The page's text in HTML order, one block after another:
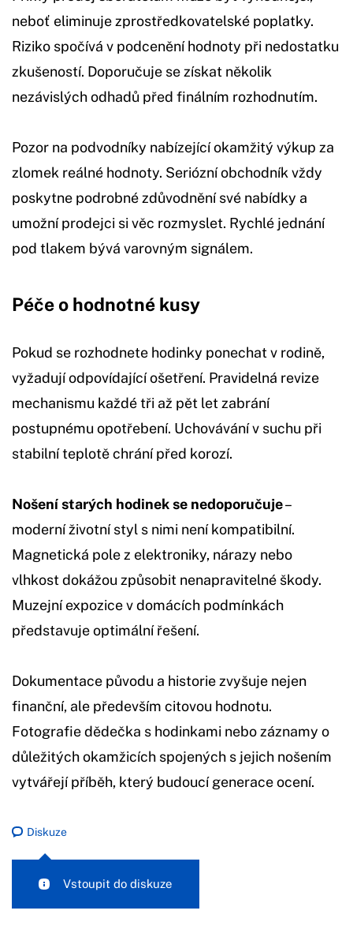
neboť eliminuje zprostředkovatelské poplatky.
Riziko spočívá v podcenění hodnoty při nedostatku
zkušeností. Doporučuje se získat několik
nezávislých odhadů před finálním rozhodnutím.
Pozor na podvodníky nabízející okamžitý výkup za
zlomek reálné hodnoty. Seriózní obchodník vždy
poskytne podrobné zdůvodnění své nabídky a
umožní prodejci si věc rozmyslet. Rychlé jednání
pod tlakem bývá varovným signálem.
Péče o hodnotné kusy
Pokud se rozhodnete hodinky ponechat v rodině,
vyžadují odpovídající ošetření. Pravidelná revize
mechanismu každé tři až pět let zabrání
postupnému opotřebení. Uchovávání v suchu při
stabilní teplotě chrání před korozí.
Nošení starých hodinek se nedoporučuje–
moderní životní styl s nimi není kompatibilní.
Magnetická pole z elektroniky, nárazy nebo
vlhkost dokážou způsobit nenapravitelné škody.
Muzejní expozice v domácích podmínkách
představuje optimální řešení.
Dokumentace původu a historie zvyšuje nejen
finanční, ale především citovou hodnotu.
Fotografie dědečka s hodinkami nebo záznamy o
důležitých okamžicích spojených s jejich nošením
vytvářejí příběh, který budoucí generace ocení.
Diskuze
Vstoupit do diskuze